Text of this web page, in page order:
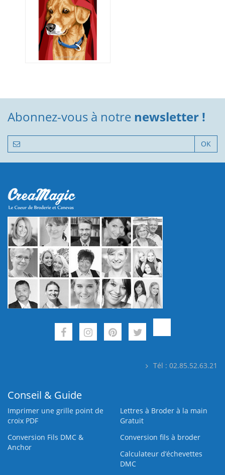
Abonnez-vous à notre newsletter !
OK
Tél : 02.85.52.63.21
Conseil & Guide
Imprimer une grille point de
croix PDF
Lettres à Broder à la main
Gratuit
Conversion Fils DMC &
Anchor
Conversion fils à broder
Calculateur d’échevettes
DMC